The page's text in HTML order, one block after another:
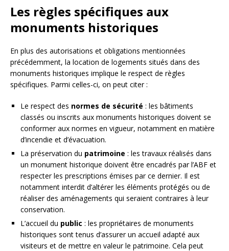
Les règles spécifiques aux
monuments historiques
En plus des autorisations et obligations mentionnées
précédemment, la location de logements situés dans des
monuments historiques implique le respect de règles
spécifiques. Parmi celles-ci, on peut citer :
Le respect des normes de sécurité : les bâtiments
classés ou inscrits aux monuments historiques doivent se
conformer aux normes en vigueur, notamment en matière
d’incendie et d’évacuation.
La préservation du patrimoine : les travaux réalisés dans
un monument historique doivent être encadrés par l’ABF et
respecter les prescriptions émises par ce dernier. Il est
notamment interdit d’altérer les éléments protégés ou de
réaliser des aménagements qui seraient contraires à leur
conservation.
L’accueil du public : les propriétaires de monuments
historiques sont tenus d’assurer un accueil adapté aux
visiteurs et de mettre en valeur le patrimoine. Cela peut